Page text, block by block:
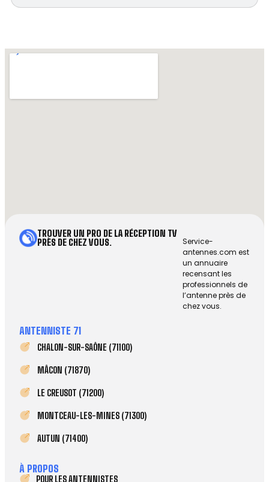
TROUVER UN PRO DE LA RÉCEPTION TV
PRÈS DE CHEZ VOUS.
Service-
antennes.com est
un annuaire
recensant les
professionnels de
l’antenne près de
chez vous.
ANTENNISTE 71
CHALON-SUR-SAÔNE (71100)
MÂCON (71870)
LE CREUSOT (71200)
MONTCEAU-LES-MINES (71300)
AUTUN (71400)
À PROPOS
POUR LES ANTENNISTES